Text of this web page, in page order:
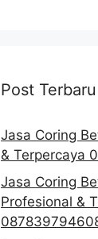
Post Terbaru
Jasa Coring
& Terpercaya
Jasa Coring
Profesional &